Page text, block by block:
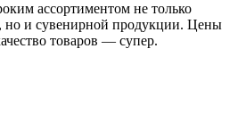
ассортиментом не только
но и сувенирной продукции. Цены
товаров — супер.